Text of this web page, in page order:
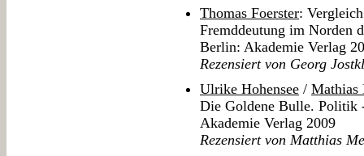
Thomas Foerster:
Fremddeutung im Norden
Berlin: Akademie Verlag
Rezensiert von Georg
Ulrike Hohensee / Mathias
Die Goldene Bulle. Politik
Akademie Verlag 2009
Rezensiert von Matthias